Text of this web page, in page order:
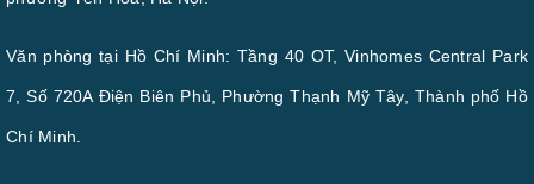
Văn phòng tại Hồ Chí Minh: Tầng 40 OT, Vinhomes Central Park
7, Số 720A Điện Biên Phủ, Phường Thạnh Mỹ Tây, Thành phố Hồ
Chí Minh.